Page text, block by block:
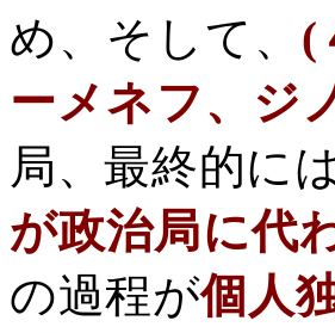
め、そして、 (
ーメネフ、ジ
局、最終的に
が政治局に代
の過程が個人